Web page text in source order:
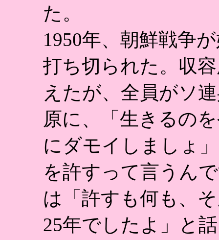
た。
1950年、朝鮮戦争
打ち切られた。収
えたが、全員がソ
原に、「生きるの
にダモイしましょ
を許すって言うん
は「許すも何も、
25年でしたよ」と